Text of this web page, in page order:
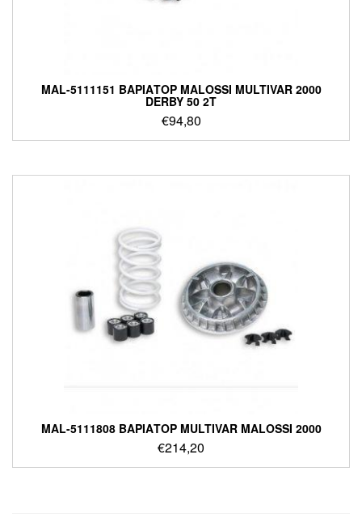
MAL-5111151 ΒΑΡΙΑΤΟΡ MALOSSI MULTIVAR 2000
DERBY 50 2T
€94,80
MAL-5111808 ΒΑΡΙΑΤΟΡ MULTIVAR MALOSSI 2000
€214,20